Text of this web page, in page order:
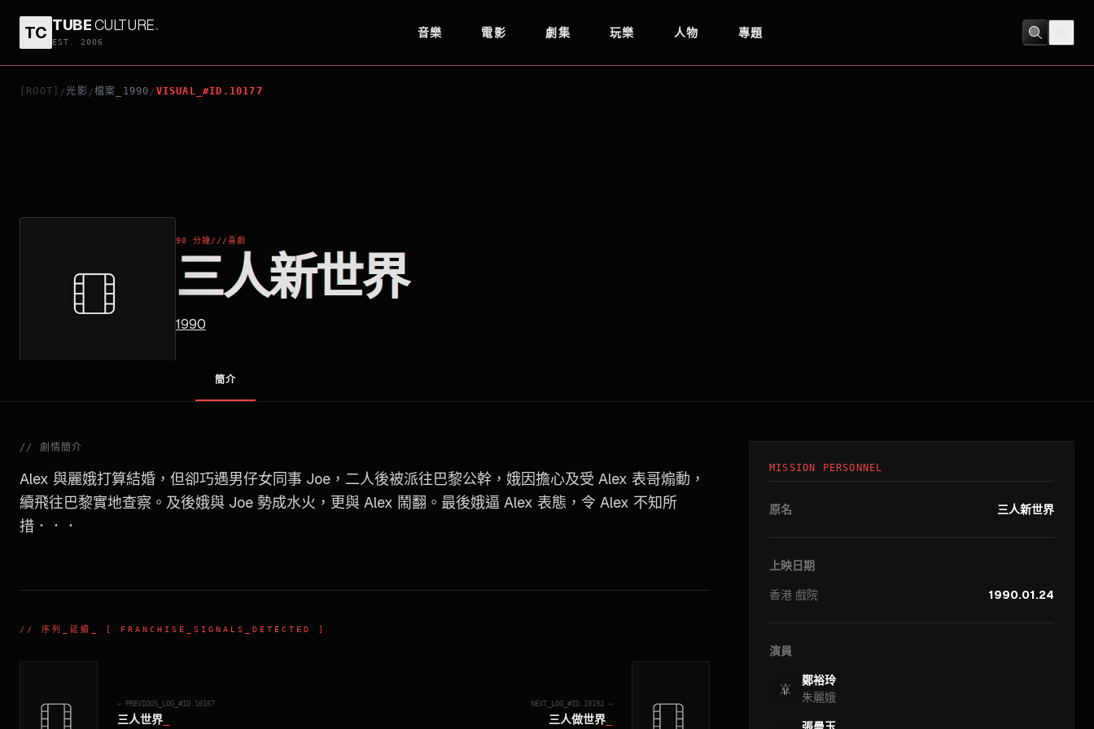
TC TUBECULTURE.
EST. 2006
音樂 電影 劇集 玩樂 人物 專題
[ROOT] /光影 /檔案_1990 / VISUAL_#ID.10177
90 分鐘///喜劇
三人新世界
1990
三人新世界 喜劇
簡介
// 劇情簡介
Alex 與麗娥打算結婚，但卻巧遇男仔女同事 Joe，二人後被派往巴黎公幹，娥因擔心及受 Alex 表哥煽動，
續飛往巴黎實地查察。及後娥與 Joe 勢成水火，更與 Alex 鬧翻。最後娥逼 Alex 表態，令 Alex 不知所
措．．．
// 序列_延續 _ [ FRANCHISE_SIGNALS_DETECTED ]
← PREVIOUS_LOG_#ID. 10167
三人世界
NEXT_LOG_#ID. 10192 →
三人做世界
MISSION PERSONNEL
原名 三人新世界
上映日期
香港 戲院 1990.01.24
演員
鄭裕玲
朱麗娥